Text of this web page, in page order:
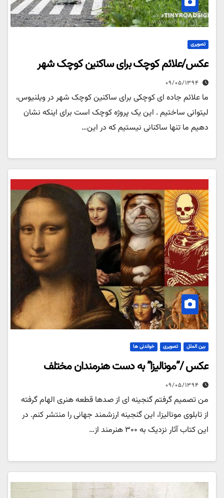
تصویری
عکس/علائم کوچک برای ساکنین کوچک شهر
۰۹/۰۵/۱۳۹۴
ما علائم جاده ای کوچکی برای ساکنین کوچک شهر در ویلنیوس،
لیتوانی ساختیم . این یک پروژه کوچک است برای اینکه نشان
دهیم ما تنها ساکنانی نیستیم که در این…
بین الملل تصویری خواندنی ها
عکس /”مونالیزا” به دست هنرمندان مختلف
۰۹/۰۵/۱۳۹۴
من تصمیم گرفتم گنجینه ای از صدها قطعه هنری الهام گرفته
از تابلوی مونالیزا، این گنجینه ارزشمند جهانی را منتشر کنم. در
این کتاب آثار نزدیک به ۳۰۰ هنرمند از…